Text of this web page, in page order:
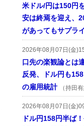
米ドル/円は150円
安は終焉を迎え、
があってもサプラ
2026年08月07日(金
口先の楽観論とは
反発、ドル円も
の雇用統計
（持田
2026年08月07日(金
ドル円158円半ば